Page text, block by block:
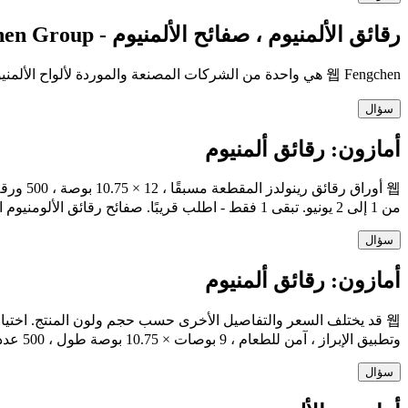
رقائق الألمنيوم ، صفائح الألمنيوم - Fengchen Group
웹 Fengchen هي واحدة من الشركات المصنعة والموردة لألواح الألمنيوم وورق الألمنيوم الرائدة والمهنية. جميع المنتجات التي نقدمها تلبي أعلى معايير الجودة و
سؤال
أمازون: رقائق ألمنيوم
من 1 إلى 2 يونيو. تبقى 1 فقط - اطلب قريبًا. صفائح رقائق الألومنيوم المقطعة مسبقًا رينولدز ، 500 قيراط. 4.8 من أصل 5 نجوم
سؤال
أمازون: رقائق ألمنيوم
وتطبيق الإبراز ، آمن للطعام ، 9 بوصات × 10.75 بوصة طول ، 500 عدد. 500 وحدة (عبوة من 1) 4.6 من 5 نجوم
سؤال